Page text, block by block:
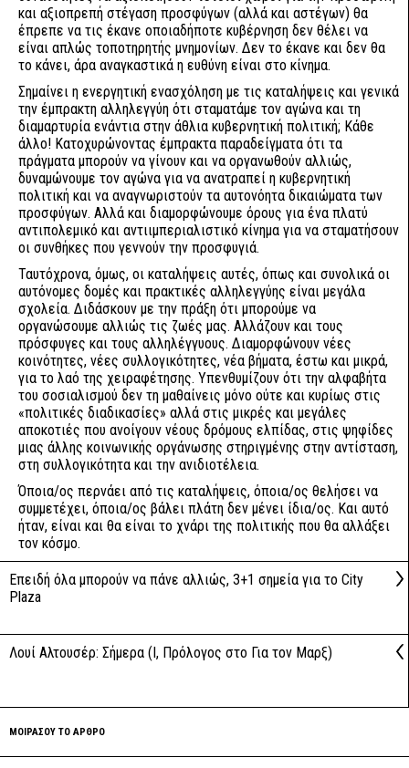
και αξιοπρεπή στέγαση προσφύγων (αλλά και αστέγων) θα
έπρεπε να τις έκανε οποιαδήποτε κυβέρνηση δεν θέλει να
είναι απλώς τοποτηρητής μνημονίων. Δεν το έκανε και δεν θα
το κάνει, άρα αναγκαστικά η ευθύνη είναι στο κίνημα.
Σημαίνει η ενεργητική ενασχόληση με τις καταλήψεις και γενικά
την έμπρακτη αλληλεγγύη ότι σταματάμε τον αγώνα και τη
διαμαρτυρία ενάντια στην άθλια κυβερνητική πολιτική; Κάθε
άλλο! Κατοχυρώνοντας έμπρακτα παραδείγματα ότι τα
πράγματα μπορούν να γίνουν και να οργανωθούν αλλιώς,
δυναμώνουμε τον αγώνα για να ανατραπεί η κυβερνητική
πολιτική και να αναγνωριστούν τα αυτονόητα δικαιώματα των
προσφύγων. Αλλά και διαμορφώνουμε όρους για ένα πλατύ
αντιπολεμικό και αντιιμπεριαλιστικό κίνημα για να σταματήσουν
οι συνθήκες που γεννούν την προσφυγιά.
Ταυτόχρονα, όμως, οι καταλήψεις αυτές, όπως και συνολικά οι
αυτόνομες δομές και πρακτικές αλληλεγγύης είναι μεγάλα
σχολεία. Διδάσκουν με την πράξη ότι μπορούμε να
οργανώσουμε αλλιώς τις ζωές μας. Αλλάζουν και τους
πρόσφυγες και τους αλληλέγγυους. Διαμορφώνουν νέες
κοινότητες, νέες συλλογικότητες, νέα βήματα, έστω και μικρά,
για το λαό της χειραφέτησης. Υπενθυμίζουν ότι την αλφαβήτα
του σοσιαλισμού δεν τη μαθαίνεις μόνο ούτε και κυρίως στις
«πολιτικές διαδικασίες» αλλά στις μικρές και μεγάλες
αποκοτιές που ανοίγουν νέους δρόμους ελπίδας, στις ψηφίδες
μιας άλλης κοινωνικής οργάνωσης στηριγμένης στην αντίσταση,
στη συλλογικότητα και την ανιδιοτέλεια.
Όποια/ος περνάει από τις καταλήψεις, όποια/ος θελήσει να
συμμετέχει, όποια/ος βάλει πλάτη δεν μένει ίδια/ος. Και αυτό
ήταν, είναι και θα είναι το χνάρι της πολιτικής που θα αλλάξει
τον κόσμο.
Επειδή όλα μπορούν να πάνε αλλιώς, 3+1 σημεία για το City
Plaza
Λουί Αλτουσέρ: Σήμερα (Ι, Πρόλογος στο Για τον Μαρξ)
ΜΟΙΡΑΣΟΥ ΤΟ ΑΡΘΡΟ